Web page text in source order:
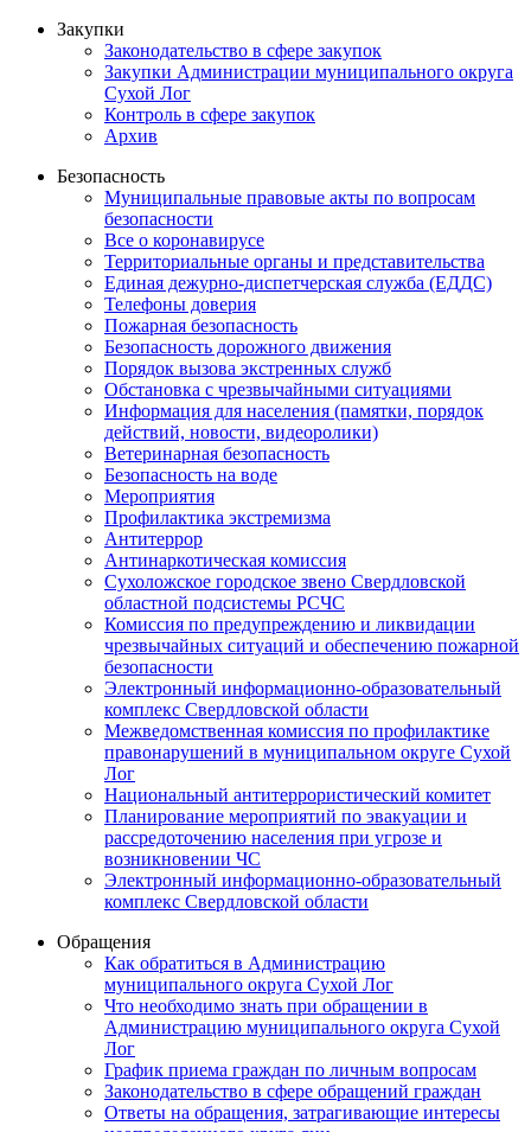
Закупки
Законодательство в сфере закупок
Закупки Администрации муниципального округа
Сухой Лог
Контроль в сфере закупок
Архив
Безопасность
Муниципальные правовые акты по вопросам
безопасности
Все о коронавирусе
Территориальные органы и представительства
Единая дежурно-диспетчерская служба (ЕДДС)
Телефоны доверия
Пожарная безопасность
Безопасность дорожного движения
Порядок вызова экстренных служб
Обстановка с чрезвычайными ситуациями
Информация для населения (памятки, порядок
действий, новости, видеоролики)
Ветеринарная безопасность
Безопасность на воде
Мероприятия
Профилактика экстремизма
Антитеррор
Антинаркотическая комиссия
Сухоложское городское звено Свердловской
областной подсистемы РСЧС
Комиссия по предупреждению и ликвидации
чрезвычайных ситуаций и обеспечению пожарной
безопасности
Электронный информационно-образовательный
комплекс Cвердловской области
Межведомственная комиссия по профилактике
правонарушений в муниципальном округе Сухой
Лог
Национальный антитеррористический комитет
Планирование мероприятий по эвакуации и
рассредоточению населения при угрозе и
возникновении ЧС
Электронный информационно-образовательный
комплекс Свердловской области
Обращения
Как обратиться в Администрацию
муниципального округа Сухой Лог
Что необходимо знать при обращении в
Администрацию муниципального округа Сухой
Лог
График приема граждан по личным вопросам
Законодательство в сфере обращений граждан
Ответы на обращения, затрагивающие интересы